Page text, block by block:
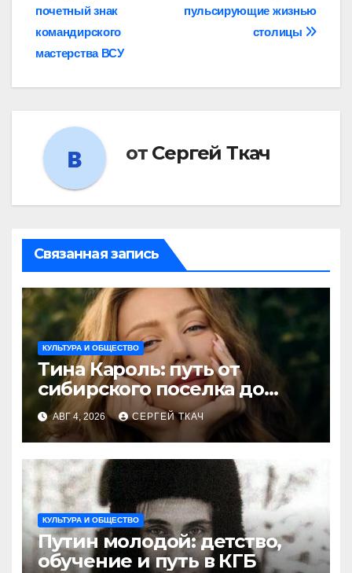
пульсирующие жизнью
столицы
почетный знак
командирского
мастерства ВСУ
от Сергей Ткач
Связанная запись
КУЛЬТУРА И ОБЩЕСТВО
Тина Кароль: путь от
сибирского поселка до
голоса Украины
АВГ 4, 2026 СЕРГЕЙ ТКАЧ
КУЛЬТУРА И ОБЩЕСТВО
Путин молодой: детство,
обучение и путь в КГБ